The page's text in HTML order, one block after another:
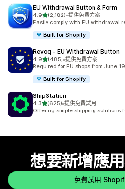
EU Withdrawal Button & Form
4.9滿分 5 顆星
(2,182)
共有 2182 則評價
•提供免費方案
Easily comply with EU withdrawal
Built for Shopify
Revoq ‑ EU Withdrawal Button
4.9滿分 5 顆星
(485)
共有 485 則評價
•提供免費方案
Required for EU shops from June
Built for Shopify
ShipStation
4.3滿分 5 顆星
(625)
共有 625 則評價
•提供免費試用
Offering simple shipping solutions
想要新增應
免費試用